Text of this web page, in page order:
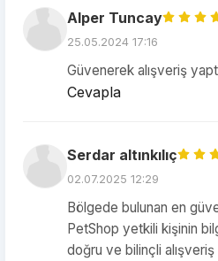
Alper Tuncay
25.05.2024 17:16
Güvenerek alışveriş
Cevapla
Serdar altınkılıç
02.07.2025 12:29
Bölgede bulunan en
PetShop yetkili kişinin
doğru ve bilinçli alışveriş